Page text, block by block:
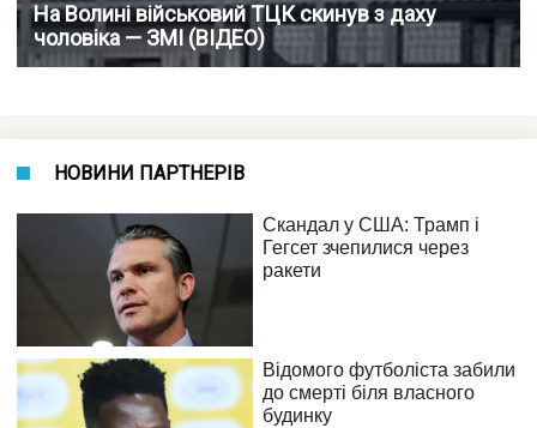
На Волині військовий ТЦК скинув з даху
чоловіка — ЗМІ (ВІДЕО)
НОВИНИ ПАРТНЕРІВ